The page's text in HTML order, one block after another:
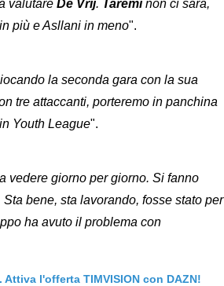
valutare De Vrij. Tareminon ci sarà,
più e Asllani in meno".
la seconda gara con la sua
tre attaccanti, porteremo in panchina
Youth League".
vedere giorno per giorno. Si fanno
bene, sta lavorando, fosse stato per
ha avuto il problema con
Attiva l'offerta TIMVISION con DAZN!